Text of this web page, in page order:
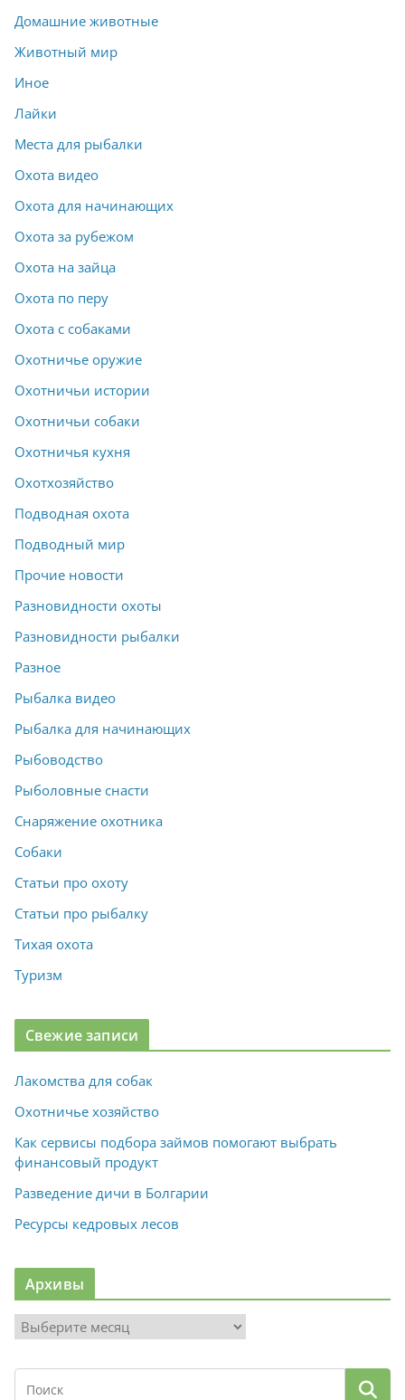
Домашние животные
Животный мир
Иное
Лайки
Места для рыбалки
Охота видео
Охота для начинающих
Охота за рубежом
Охота на зайца
Охота по перу
Охота с собаками
Охотничье оружие
Охотничьи истории
Охотничьи собаки
Охотничья кухня
Охотхозяйство
Подводная охота
Подводный мир
Прочие новости
Разновидности охоты
Разновидности рыбалки
Разное
Рыбалка видео
Рыбалка для начинающих
Рыбоводство
Рыболовные снасти
Снаряжение охотника
Собаки
Статьи про охоту
Статьи про рыбалку
Тихая охота
Туризм
Свежие записи
Лакомства для собак
Охотничье хозяйство
Как сервисы подбора займов помогают выбрать
финансовый продукт
Разведение дичи в Болгарии
Ресурсы кедровых лесов
Архивы
р
х